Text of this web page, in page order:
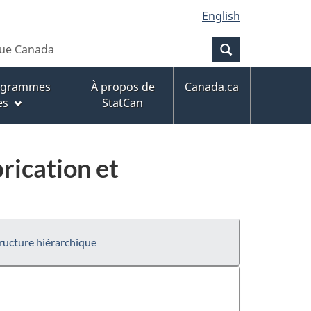
English
À propos de
StatCan
Canada.ca
et
hiérarchique